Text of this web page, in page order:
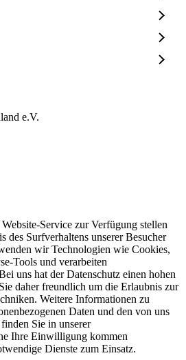
e.V.
Service zur Verfügung stellen
des Surfverhaltens unserer Besucher
wir Technologien wie Cookies,
Tools und verarbeiten
uns hat der Datenschutz einen hohen
daher freundlich um die Erlaubnis zur
Weitere Informationen zu
Daten und den von uns
Sie in unserer
Ihre Einwilligung kommen
Dienste zum Einsatz.